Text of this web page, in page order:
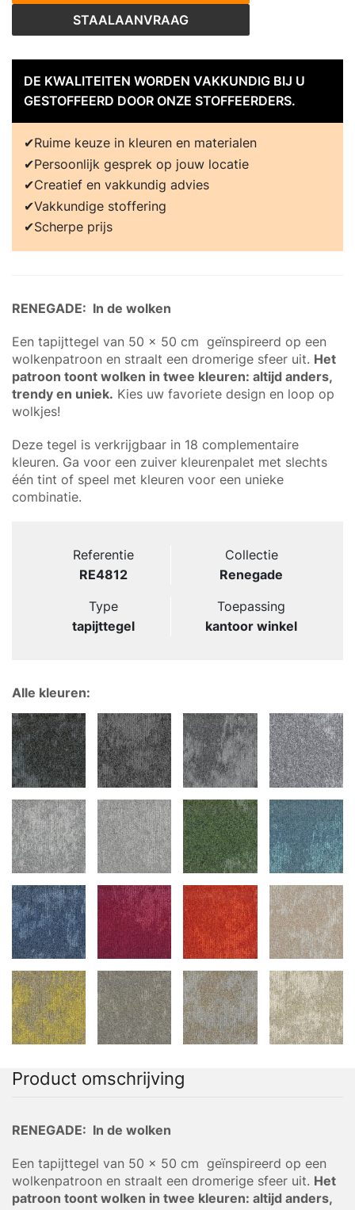
STAALAANVRAAG
DE KWALITEITEN WORDEN VAKKUNDIG BIJ U
GESTOFFEERD DOOR ONZE STOFFEERDERS.
Ruime keuze in kleuren en materialen
Persoonlijk gesprek op jouw locatie
Creatief en vakkundig advies
Vakkundige stoffering
Scherpe prijs
RENEGADE: In de wolken
Een tapijttegel van 50 x 50 cm geïnspireerd op een
wolkenpatroon en straalt een dromerige sfeer uit. Het
patroon toont wolken in twee kleuren: altijd anders,
trendy en uniek. Kies uw favoriete design en loop op
wolkjes!
Deze tegel is verkrijgbaar in 18 complementaire
kleuren. Ga voor een zuiver kleurenpalet met slechts
één tint of speel met kleuren voor een unieke
combinatie.
Referentie
RE4812
Collectie
Renegade
Type
tapijttegel
Toepassing
kantoor winkel
Alle kleuren:
Product omschrijving
RENEGADE: In de wolken
Een tapijttegel van 50 x 50 cm geïnspireerd op een
wolkenpatroon en straalt een dromerige sfeer uit. Het
patroon toont wolken in twee kleuren: altijd anders,